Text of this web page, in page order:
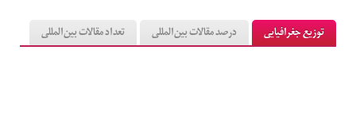
توزیع جغرافیایی درصد مقالات بین‌المللی تعداد مقالات بین‌المللی